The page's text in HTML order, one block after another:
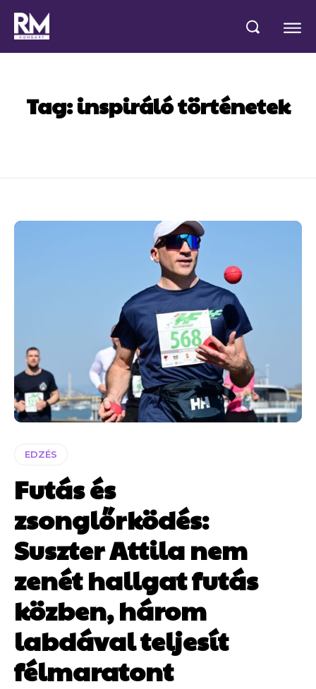
Tag:inspiráló történetek
EDZÉS
Futás és
zsonglőrködés:
Suszter Attila nem
zenét hallgat futás
közben, három
labdával teljesít
félmaratont